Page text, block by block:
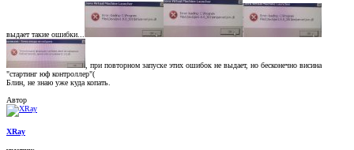
выдает такие ошибки...
, при повторном запуске этих ошибок не выдает, но бесконечно висина
"стартинг юф контроллер"(
Блин, не знаю уже куда копать.
Автор
XRay